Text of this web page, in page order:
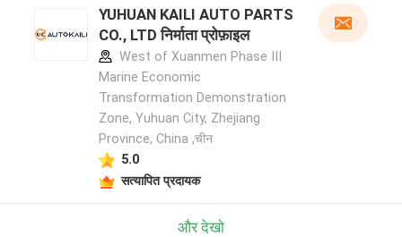
YUHUAN KAILI AUTO PARTS
CO., LTD निर्माता प्रोफ़ाइल
West of Xuanmen Phase III
Marine Economic
Transformation Demonstration
Zone, Yuhuan City, Zhejiang
Province, China ,चीन
5.0
सत्यापित प्रदायक
और देखो